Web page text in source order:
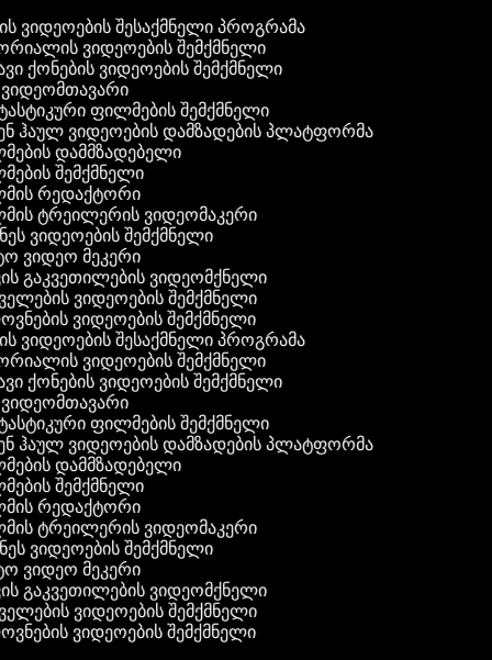
ვიდეოების შესაქმნელი პროგრამა
ვიდეოების შემქმნელი
ქონების ვიდეოების შემქმნელი
ფილმების შემქმნელი
ჰაულ ვიდეოების დამზადების პლატფორმა
დამმზადებელი
შემქმნელი
რედაქტორი
ტრეილერის ვიდეომაკერი
ვიდეოების შემქმნელი
ვიდეო მეკერი
გაკვეთილების ვიდეომქნელი
ვიდეოების შემქმნელი
ვიდეოების შემქმნელი
ვიდეოების შესაქმნელი პროგრამა
ვიდეოების შემქმნელი
ქონების ვიდეოების შემქმნელი
ფილმების შემქმნელი
ჰაულ ვიდეოების დამზადების პლატფორმა
დამმზადებელი
შემქმნელი
რედაქტორი
ტრეილერის ვიდეომაკერი
ვიდეოების შემქმნელი
ვიდეო მეკერი
გაკვეთილების ვიდეომქნელი
ვიდეოების შემქმნელი
ვიდეოების შემქმნელი